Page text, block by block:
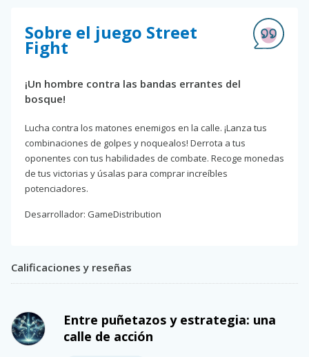
Sobre el juego Street
Fight
¡Un hombre contra las bandas errantes del
bosque!
Lucha contra los matones enemigos en la calle. ¡Lanza tus
combinaciones de golpes y noquealos! Derrota a tus
oponentes con tus habilidades de combate. Recoge monedas
de tus victorias y úsalas para comprar increíbles
potenciadores.
Desarrollador: GameDistribution
Calificaciones y reseñas
Entre puñetazos y estrategia: una
calle de acción